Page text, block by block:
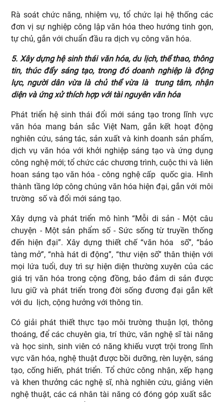
Rà soát chức năng, nhiệm vụ, tổ chức lại hệ thống các
đơn vị sự nghiệp công lập văn hóa theo hướng tinh gọn,
tự chủ, gắn với chuẩn đầu ra dịch vụ công văn hóa.
5. Xây dựng hệ sinh thái văn hóa, du lịch, thể thao, thông
tin, thúc đẩy sáng tạo, trong đó doanh nghiệp là động
lực, người dân vừa là chủ thể vừa là trung tâm, nhận
diện và ứng xử thích hợp với tài nguyên văn hóa
Phát triển hệ sinh thái đổi mới sáng tạo trong lĩnh vực
văn hóa mang bản sắc Việt Nam, gắn kết hoạt động
nghiên cứu, sáng tác, sản xuất và kinh doanh sản phẩm,
dịch vụ văn hóa với khởi nghiệp sáng tạo và ứng dụng
công nghệ mới; tổ chức các chương trình, cuộc thi và liên
hoan sáng tạo văn hóa - công nghệ cấp quốc gia. Hình
thành tầng lớp công chúng văn hóa hiện đại, gắn với môi
trường số và đổi mới sáng tạo.
Xây dựng và phát triển mô hình “Mỗi di sản - Một câu
chuyện - Một sản phẩm số - Sức sống từ truyền thống
đến hiện đại”. Xây dựng thiết chế “văn hóa số”, “bảo
tàng mở”, “nhà hát di động”, “thư viện số” thân thiện với
mọi lứa tuổi, duy trì sự hiện diện thường xuyên của các
giá trị văn hóa trong cộng đồng, bảo đảm di sản được
lưu giữ và phát triển trong đời sống đương đại gắn kết
với du lịch, cộng hưởng với thông tin.
Có giải phát thiết thực tạo môi trường thuận lợi, thông
thoáng, để các chuyên gia, trí thức, văn nghệ sĩ tài năng
và học sinh, sinh viên có năng khiếu vượt trội trong lĩnh
vực văn hóa, nghệ thuật được bồi dưỡng, rèn luyện, sáng
tạo, cống hiến, phát triển. Tổ chức công nhận, xếp hạng
và khen thưởng các nghệ sĩ, nhà nghiên cứu, giảng viên
nghệ thuật, các cá nhân tài năng có đóng góp xuất sắc